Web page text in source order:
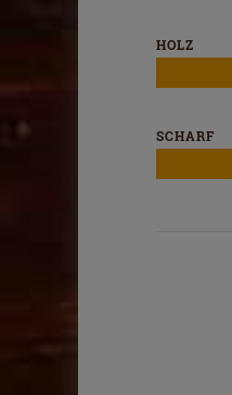
HOLZ
SCHARF